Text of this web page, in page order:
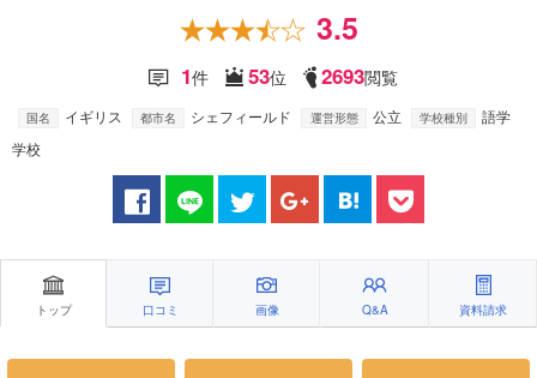
3.5
1件 53位 2693閲覧
国名 イギリス 都市名 シェフィールド 運営形態 公立 学校種別
語学
学校
トップ 口コミ 画像 Q&A 資料請求